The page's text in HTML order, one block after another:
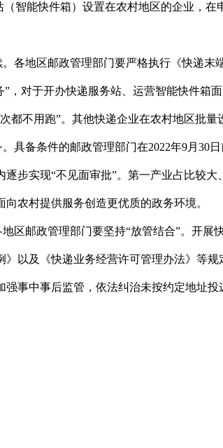
（智能快件箱）设置在农村地区的企业，
各地区邮政管理部门要严格执行《快递
”，对于开办快递服务站、运营智能快件箱
都不用跑”。其他快递企业在农村地区批量
具备条件的邮政管理部门在2022年9月30
步实现“不见面审批”。第一产业占比较
农村提供服务创造更优质的政务环境。
区邮政管理部门要坚持“放管结合”。开展
以及《快递业务经营许可管理办法》等
事中事后监管，依法纠治未按约定地址